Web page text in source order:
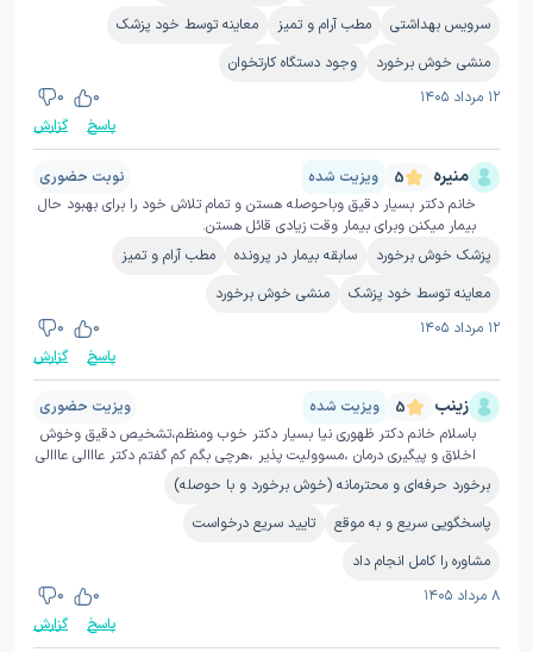
سرویس بهداشتی
مطب آرام و تمیز
معاینه توسط خود پزشک
منشی خوش برخورد
وجود دستگاه کارتخوان
۱۲ مرداد ۱۴۰۵
0
0
پاسخ
گزارش
منیره 5 ویزیت شده
نوبت حضوری
خانم دکتر بسیار دقیق وباحوصله هستن و تمام تلاش خود را برای بهبود حال
بیمار میکنن وبرای بیمار وقت زیادی قائل هستن.
پزشک خوش برخورد
سابقه بیمار در پرونده
مطب آرام و تمیز
معاینه توسط خود پزشک
منشی خوش برخورد
۱۲ مرداد ۱۴۰۵
0
0
پاسخ
گزارش
زینب 5 ویزیت شده
ویزیت حضوری
باسلام خانم دکتر ظهوری نیا بسیار دکتر خوب ومنظم،تشخیص دقیق وخوش
اخلاق و پیگیری درمان ،مسوولیت پذیر ،هرچی بگم کم گفتم دکتر عااالی عااالی
برخورد حرفه‌ای و محترمانه (خوش برخورد و با حوصله)
پاسخگویی سریع و به موقع
تایید سریع درخواست
مشاوره را کامل انجام داد
۸ مرداد ۱۴۰۵
0
0
پاسخ
گزارش